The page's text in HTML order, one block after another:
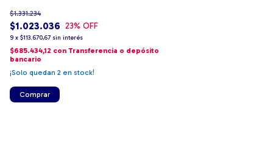
$1.023.036
$1.331.234
23% OFF
9 x $113.670,67 sin interés
$685.434,12 con Transferencia o depósito
bancario
¡Solo quedan 2 en stock!
Comprar